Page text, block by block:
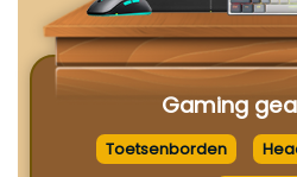
Gaming
Toetsenborden